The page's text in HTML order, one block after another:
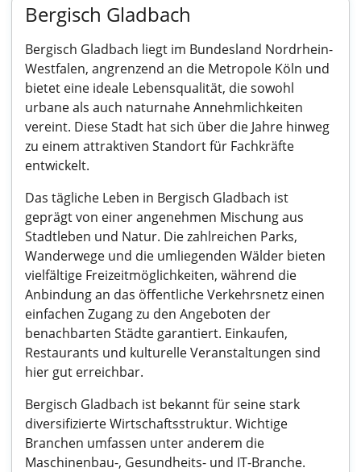
Bergisch Gladbach
Bergisch Gladbach liegt im Bundesland Nordrhein-
Westfalen, angrenzend an die Metropole Köln und
bietet eine ideale Lebensqualität, die sowohl
urbane als auch naturnahe Annehmlichkeiten
vereint. Diese Stadt hat sich über die Jahre hinweg
zu einem attraktiven Standort für Fachkräfte
entwickelt.
Das tägliche Leben in Bergisch Gladbach ist
geprägt von einer angenehmen Mischung aus
Stadtleben und Natur. Die zahlreichen Parks,
Wanderwege und die umliegenden Wälder bieten
vielfältige Freizeitmöglichkeiten, während die
Anbindung an das öffentliche Verkehrsnetz einen
einfachen Zugang zu den Angeboten der
benachbarten Städte garantiert. Einkaufen,
Restaurants und kulturelle Veranstaltungen sind
hier gut erreichbar.
Bergisch Gladbach ist bekannt für seine stark
diversifizierte Wirtschaftsstruktur. Wichtige
Branchen umfassen unter anderem die
Maschinenbau-, Gesundheits- und IT-Branche.